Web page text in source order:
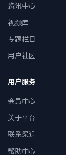
资讯中心
视频库
专题栏目
用户社区
用户服务
会员中心
关于平台
联系渠道
帮助中心